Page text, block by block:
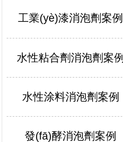
工業(yè)漆消泡劑案例
水性粘合劑消泡劑案例
水性涂料消泡劑案例
發(fā)酵消泡劑案例